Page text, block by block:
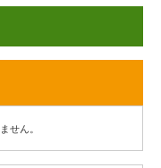
せん。